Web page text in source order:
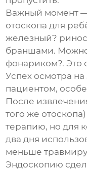
Важный момент
отоскопа для
железный?
браншами. Можно
фонариком?. Это
Успех осмотра на
пациентом,
После
того же
терапию, но для
два дня
меньше
Эндоскопию